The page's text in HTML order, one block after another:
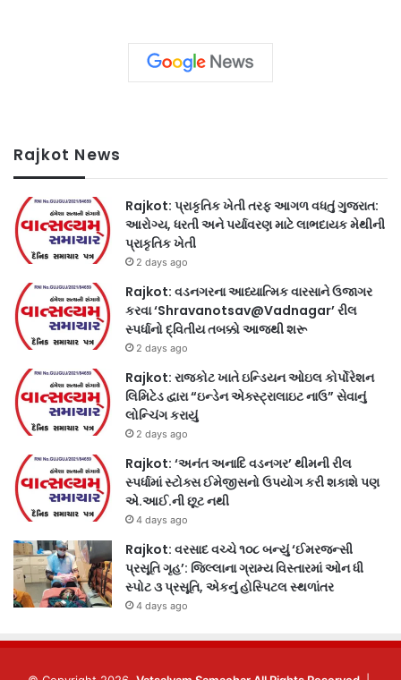
Rajkot News
Rajkot: પ્રાકૃતિક ખેતી તરફ આગળ વધતું ગુજરાત:
આરોગ્ય, ધરતી અને પર્યાવરણ માટે લાભદાયક મેથીની
પ્રાકૃતિક ખેતી
2 days ago
Rajkot: વડનગરના આધ્યાત્મિક વારસાને ઉજાગર
કરવા ‘Shravanotsav@Vadnagar’ રીલ
સ્પર્ધાનો દ્વિતીય તબક્કો આજથી શરૂ
2 days ago
Rajkot: રાજકોટ ખાતે ઇન્ડિયન ઓઇલ કોર્પોરેશન
લિમિટેડ દ્વારા “ઇન્ડેન એક્સ્ટ્રાલાઇટ નાઉ” સેવાનું
લોન્ચિંગ કરાયું
2 days ago
Rajkot: ‘અનંત અનાદિ વડનગર’ થીમની રીલ
સ્પર્ધામાં સ્ટોક્સ ઈમેજીસનો ઉપયોગ કરી શકાશે પણ
એ.આઈ.ની છૂટ નથી
4 days ago
Rajkot: વરસાદ વચ્ચે ૧૦૮ બન્યું ‘ઈમરજન્સી
પ્રસૂતિ ગૃહ’: જિલ્લાના ગ્રામ્ય વિસ્તારમાં ઓન ધી
સ્પોટ ૩ પ્રસૂતિ, એકનું હોસ્પિટલ સ્થળાંતર
4 days ago